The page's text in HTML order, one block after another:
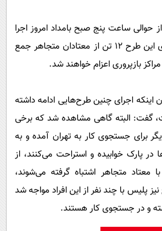
حوالی ساعت پنج صبح بامداد امروز اجرا
شد، گفت: در جریان اجرای این طرح ۱۲ تن از معتادان متجاهر جمع
بازپروری اعزام خواهند شد.
اینکه اجرای چنین طرح‌هایی ادامه داشته
گفت: البته گاهی مشاهده شد که برخی
برای جستجوی کار به تهران آمده و به
پارک خوابیده و استراحت می‌کنند، از
معتاد متجاهر اشتباه گرفته می‌شوند،
پلیس با چند نفر از این افراد مواجه شد
و در جستجوی کار هستند.